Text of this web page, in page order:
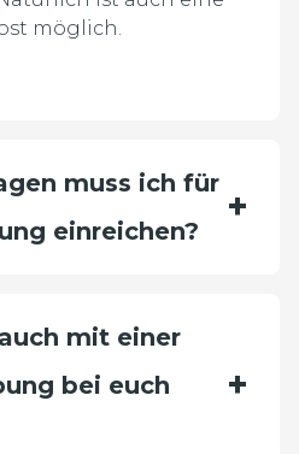
möglich.
muss ich für
einreichen?
mit einer
bei euch